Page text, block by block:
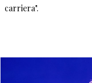
carriera".